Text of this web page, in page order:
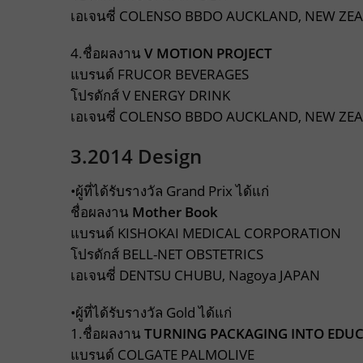
เอเจนซี่ COLENSO BBDO AUCKLAND, NEW
4.ชื่อผลงาน V MOTION PROJECT
แบรนด์ FRUCOR BEVERAGES
โปรดักส์ V ENERGY DRINK
เอเจนซี่ COLENSO BBDO AUCKLAND, NEW
3.2014 Design
•ผู้ที่ได้รับรางวัล Grand Prix ได้แก่
ชื่อผลงาน Mother Book
แบรนด์ KISHOKAI MEDICAL CORPORATION
โปรดักส์ BELL-NET OBSTETRICS
เอเจนซี่ DENTSU CHUBU, Nagoya JAPAN
•ผู้ที่ได้รับรางวัล Gold ได้แก่
1.ชื่อผลงาน TURNING PACKAGING INTO
แบรนด์ COLGATE PALMOLIVE